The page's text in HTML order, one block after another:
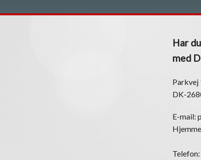
Har
med
Parkvej
DK-
E-mail: